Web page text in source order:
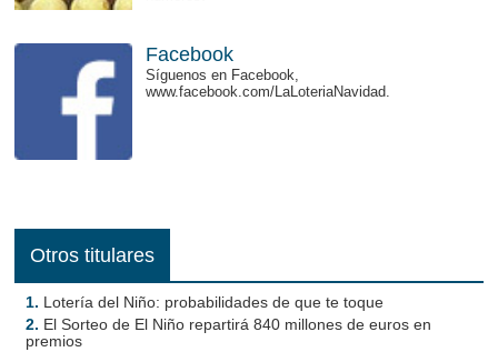
Facebook
Síguenos en Facebook,
www.facebook.com/LaLoteriaNavidad.
Otros titulares
1. Lotería del Niño: probabilidades de que te toque
2. El Sorteo de El Niño repartirá 840 millones de euros en
premios